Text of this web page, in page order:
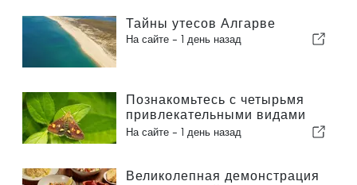
Тайны утесов Алгарве
На сайте - 1 день назад
Познакомьтесь с четырьмя
привлекательными видами
бабочек, которых можно
На сайте - 1 день назад
Великолепная демонстрация